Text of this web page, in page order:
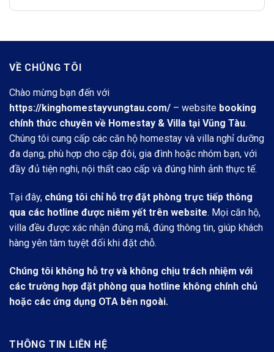
là:
tại
VỀ CHÚNG TÔI
Chào mừng bạn đến với
https://kinghomestayvungtau.com/ – website booking
chính thức chuyên về Homestay & Villa tại Vũng Tàu.
Chúng tôi cung cấp các căn hộ homestay và villa nghỉ dưỡng
đa dạng, phù hợp cho cặp đôi, gia đình hoặc nhóm bạn, với
đầy đủ tiện nghi, nội thất cao cấp và đúng hình ảnh thực tế.
Tại đây, chúng tôi chỉ hỗ trợ đặt phòng trực tiếp thông
qua các hotline được niêm yết trên website. Mọi căn hộ,
villa đều được xác nhận đúng mã, đúng thông tin, giúp khách
hàng yên tâm tuyệt đối khi đặt chỗ.
Chúng tôi không hỗ trợ và không chịu trách nhiệm với
các trường hợp đặt phòng qua hotline không chính chủ
hoặc các ứng dụng OTA bên ngoài.
THÔNG TIN LIÊN HỆ